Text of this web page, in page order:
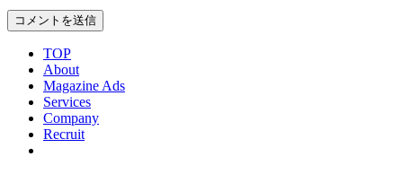
TOP
About
Magazine Ads
Services
Company
Recruit